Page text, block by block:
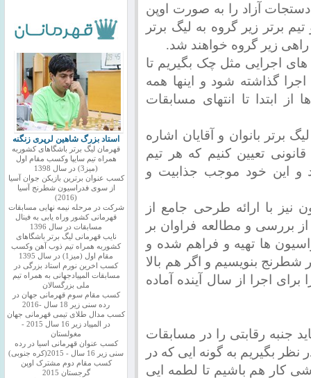
دستجات آزاد را به صورت اوپن
برتر زیر گروه به لیگ برتر
اجرایی مثل چک بگیریم تا
اجرا گذاشته شود و اینها همه
ابتدا تا انتهای مسابقات
برتر بانوان و آقایان اشاره
تعیین کنیم که هر تیم
و این خود موجب جذابیت و
نیز با ارائه طرحی جامع از
بررسی و مطالعه فراوان بر
ها تهیه و فراهم شده و
بنویسیم و اگر هم بالا
برای اجرا از سال آینده آماده
جنبه رقابتی را در مسابقات
نظر بگیریم به گونه ایی که در
کار هم باشیم تا لطمه ایی
استاد بزرگ شاهین لرپری زنگنه
قهرمان لیگ برتر باشگاهای کشوربه
همراه تیم سایپا وکسب مقام اول
(میز3) در سال 1398
کسب عنوان برترین بازیکن جوان آسیا
از سوی فدراسیون شطرنج آسیا
(2016)
شرکت در مرحله نیمه نهایی مسابقات
قهرمانی کشور وراه یابی به فینال
مسابقات در سال 1396
نایب قهرمانی لیگ برتر باشگاهای
کشوربه همراه تیم ذوب آهن وکسب
مقام اول (میز1) در سال 1395
کسب اخرین نورم استاد بزرگی در
مسابقات المپیادجهانی به همراه تیم
ملی بزرگسالان
کسب مقام سوم قهرمانی جهان در
رده سنی زیر 18 سال -2016
کسب مدال طلای تیمی قهرمانی جهان
در المپیاد زیر 16 سال 2015 -
مغولستان
کسب عنوان قهرمانی اسیا در رده
سنی زیر 16 سال - 2015(کره جنوبی)
کسب مقام دوم مشترک اوپن
گرجستان 2015